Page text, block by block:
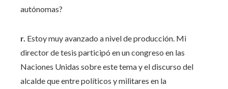
autónomas?
r. Estoy muy avanzado a nivel de producción. Mi
director de tesis participó en un congreso en las
Naciones Unidas sobre este tema y el discurso del
alcalde que entre políticos y militares en la